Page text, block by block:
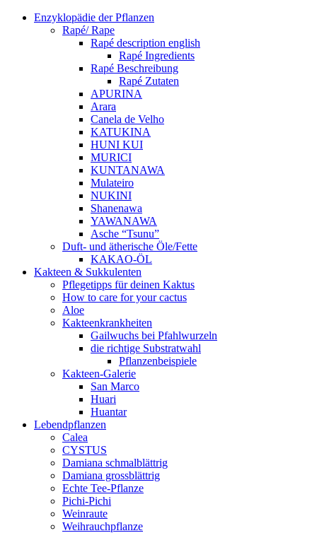
Enzyklopädie der Pflanzen
Rapé/ Rape
Rapé description english
Rapé Ingredients
Rapé Beschreibung
Rapé Zutaten
APURINA
Arara
Canela de Velho
KATUKINA
HUNI KUI
MURICI
KUNTANAWA
Mulateiro
NUKINI
Shanenawa
YAWANAWA
Asche “Tsunu”
Duft- und ätherische Öle/Fette
KAKAO-ÖL
Kakteen & Sukkulenten
Pflegetipps für deinen Kaktus
How to care for your cactus
Aloe
Kakteenkrankheiten
Gailwuchs bei Pfahlwurzeln
die richtige Substratwahl
Pflanzenbeispiele
Kakteen-Galerie
San Marco
Huari
Huantar
Lebendpflanzen
Calea
CYSTUS
Damiana schmalblättrig
Damiana grossblättrig
Echte Tee-Pflanze
Pichi-Pichi
Weinraute
Weihrauchpflanze